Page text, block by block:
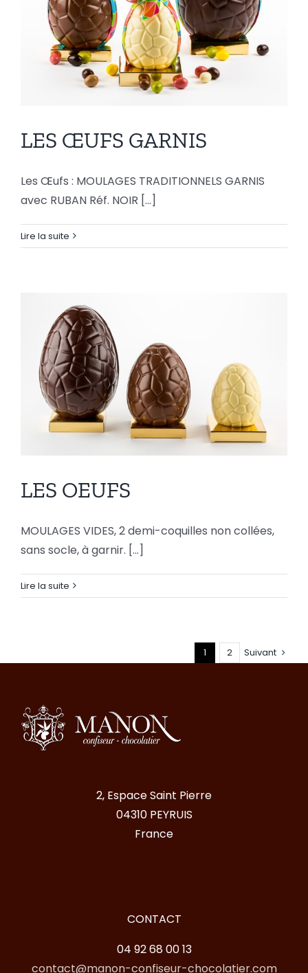
LES ŒUFS GARNIS
LES ŒUFS GARNIS
Les Œufs : MOULAGES TRADITIONNELS GARNIS
avec RUBAN Réf. NOIR [...]
Lire la suite
LES OEUFS
LES OEUFS
MOULAGES VIDES, 2 demi-coquilles non collées,
sans socle, à garnir. [...]
Lire la suite
1 2 Suivant
2, Espace Saint Pierre
04310 PEYRUIS
France
CONTACT
04 92 68 00 13
contact@manon-confiseur-chocolatier.com